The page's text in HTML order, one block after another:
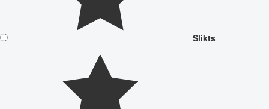
Slikts